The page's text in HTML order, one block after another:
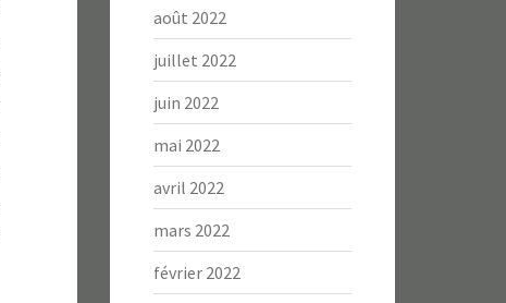
août 2022
juillet 2022
juin 2022
mai 2022
avril 2022
mars 2022
février 2022